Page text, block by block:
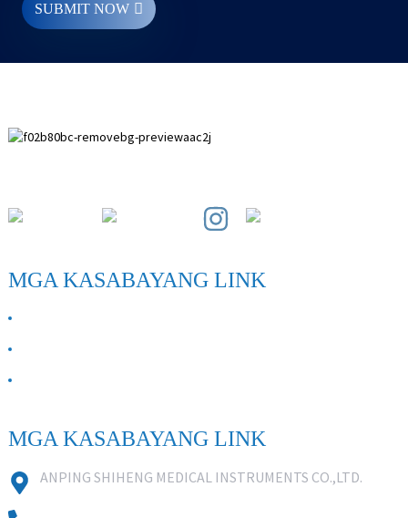
SUBMIT NOW
MGA KASABAYANG LINK
MGA KASABAYANG LINK
ANPING SHIHENG MEDICAL INSTRUMENTS CO.,LTD.